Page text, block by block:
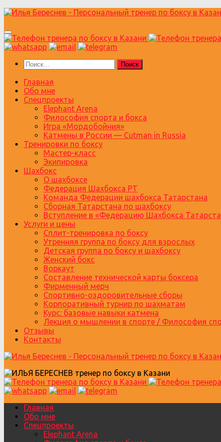
Перейти
содержимому
Найти:
Главная
Обо мне
Спецпроекты
Elephant Arena
Философия спорта и бокса
Игра «Мордобойния»
Катмены в России — Cutman in Russia
Тренировки по боксу
Мастер-класс
Экипировка
Шахбокс
О шахбоксе
Федерация Шахбокса РТ
Команда Федерации шахбокса Татарстана
Сборная Татарстана по шахбоксу
Вступление в «Федерацию Шахбокса
Услуги и цены
Сплит-тренировка по боксу
Утренняя группа по боксу для взрослых
Детская группа по боксу и шахбоксу
Женский бокс
Воркаут
Составление технической карты боксера
Фирменный мерч
Спортивно-оздоровительные сборы
Корпоративный турнир по шахматам
Курс: базовые навыки катмена
Лекция о мышлении в спорте / Философия
Отзывы
Контакты
Главная
Обо мне
Спецпроекты
Elephant Arena